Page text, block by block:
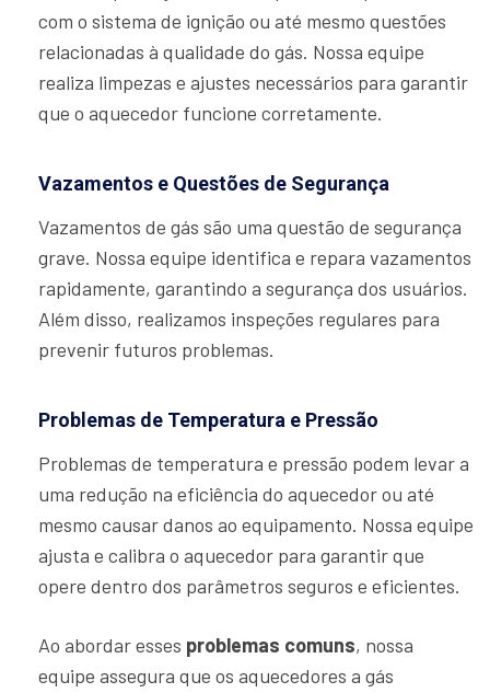
com o sistema de ignição ou até mesmo questões
relacionadas à qualidade do gás. Nossa equipe
realiza limpezas e ajustes necessários para garantir
que o aquecedor funcione corretamente.
Vazamentos e Questões de Segurança
Vazamentos de gás são uma questão de segurança
grave. Nossa equipe identifica e repara vazamentos
rapidamente, garantindo a segurança dos usuários.
Além disso, realizamos inspeções regulares para
prevenir futuros problemas.
Problemas de Temperatura e Pressão
Problemas de temperatura e pressão podem levar a
uma redução na eficiência do aquecedor ou até
mesmo causar danos ao equipamento. Nossa equipe
ajusta e calibra o aquecedor para garantir que
opere dentro dos parâmetros seguros e eficientes.
Ao abordar esses problemas comuns, nossa
equipe assegura que os aquecedores a gás